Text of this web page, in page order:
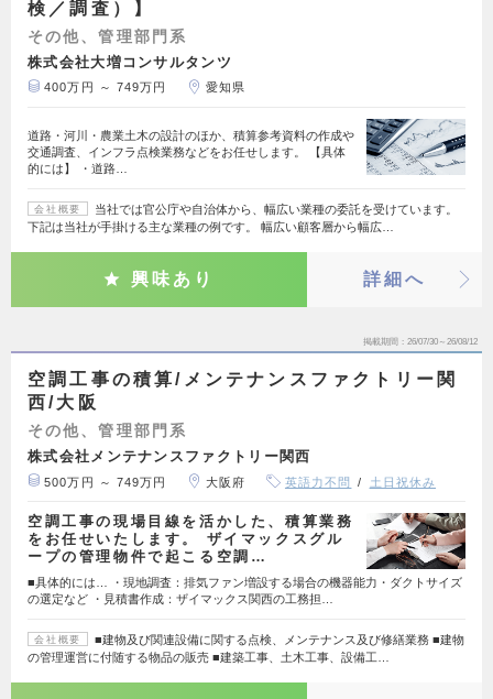
検／調査）】
その他、管理部門系
株式会社大増コンサルタンツ
400万円 ～ 749万円 愛知県
道路・河川・農業土木の設計のほか、積算参考資料の作成や
交通調査、インフラ点検業務などをお任せします。 【具体
的には】 ・道路…
会社概要
当社では官公庁や自治体から、幅広い業種の委託を受けています。
下記は当社が手掛ける主な業種の例です。 幅広い顧客層から幅広…
興味あり 詳細へ
掲載期間 26/07/30～26/08/12
空調工事の積算/メンテナンスファクトリー関
西/大阪
その他、管理部門系
株式会社メンテナンスファクトリー関西
500万円 ～ 749万円 大阪府 英語力不問 土日祝休み
空調工事の現場目線を活かした、積算業務
をお任せいたします。 ザイマックスグル
ープの管理物件で起こる空調…
■具体的には… ・現地調査：排気ファン増設する場合の機器能力・ダクトサイズ
の選定など ・見積書作成：ザイマックス関西の工務担…
会社概要
■建物及び関連設備に関する点検、メンテナンス及び修繕業務 ■建物
の管理運営に付随する物品の販売 ■建築工事、土木工事、設備工…